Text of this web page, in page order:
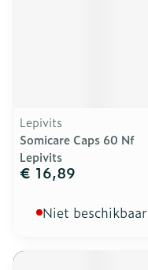
Lepivits
Somicare Caps 60 Nf
Lepivits
€ 16,89
Niet beschikbaar